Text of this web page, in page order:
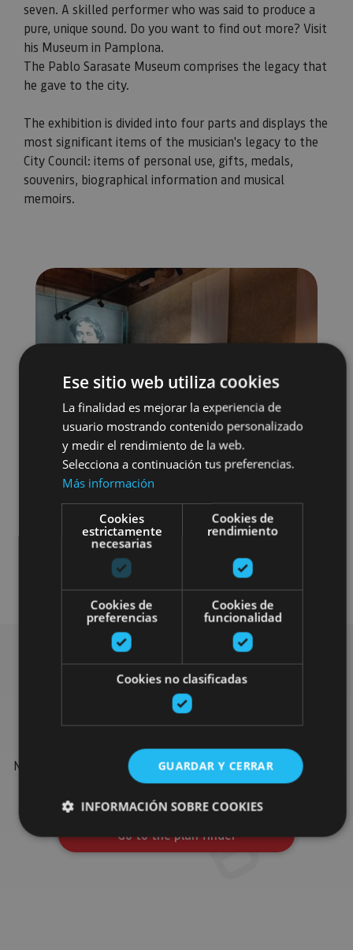
seven. A skilled performer who was said to produce a
pure, unique sound. Do you want to find out more? Visit
his Museum in Pamplona.
The Pablo Sarasate Museum comprises the legacy that
he gave to the city.
The exhibition is divided into four parts and displays the
most significant items of the musician's legacy to the
City Council: items of personal use, gifts, medals,
souvenirs, biographical information and musical
memoirs.
Museos y centros expositivos
Find more plans
Find more plans and suggestions to round off your trip in
Navarre: organised activities, tours and the most important
events in the calendar.
Go to the plan finder
Ese sitio web utiliza cookies
La finalidad es mejorar la experiencia de
usuario mostrando contenido personalizado
y medir el rendimiento de la web.
Selecciona a continuación tus preferencias.
Más información
Cookies
estrictamente
necesarias
Cookies de
rendimiento
Cookies de
preferencias
Cookies de
funcionalidad
Cookies no clasificadas
GUARDAR Y CERRAR
INFORMACIÓN SOBRE COOKIES